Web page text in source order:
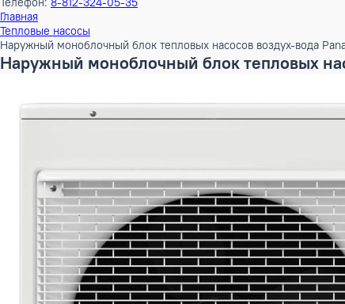
Поддержка
Политика конфиденциальности
Публичная оферта
Телефон:8-812-324-05-35
Главная
Наружный моноблочный блок тепловых насосов воздух-
Наружный моноблочный блок